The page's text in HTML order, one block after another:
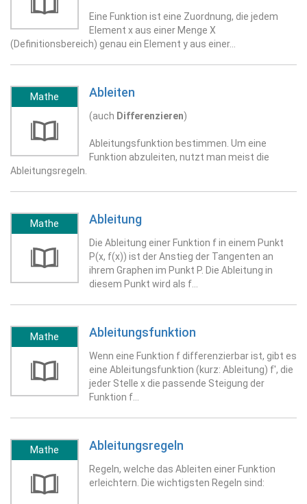
Eine Funktion ist eine Zuordnung, die jedem
Element x aus einer Menge X
(Definitionsbereich) genau ein Element y aus einer…
Mathe Ableiten
(auch Differenzieren)
Ableitungsfunktion bestimmen. Um eine
Funktion abzuleiten, nutzt man meist die
Ableitungsregeln.
Mathe Ableitung
Die Ableitung einer Funktion f in einem Punkt
P(x, f(x)) ist der Anstieg der Tangenten an
ihrem Graphen im Punkt P. Die Ableitung in
diesem Punkt wird als f…
Mathe Ableitungsfunktion
Wenn eine Funktion f differenzierbar ist, gibt es
eine Ableitungsfunktion (kurz: Ableitung) f', die
jeder Stelle x die passende Steigung der
Funktion f…
Mathe Ableitungsregeln
Regeln, welche das Ableiten einer Funktion
erleichtern. Die wichtigsten Regeln sind: